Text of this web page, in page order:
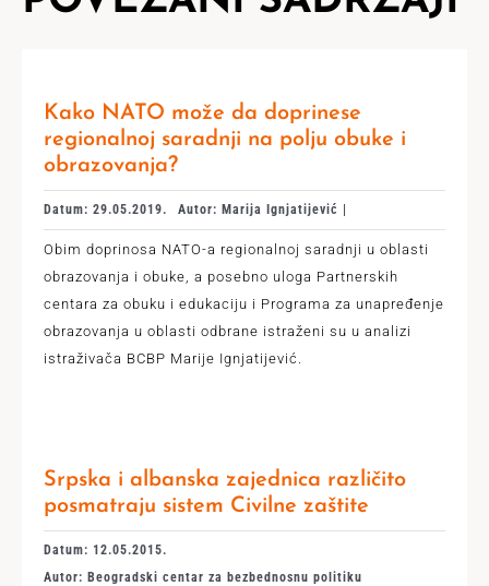
Kako NATO može da doprinese
regionalnoj saradnji na polju obuke i
obrazovanja?
Datum: 29.05.2019. Autor: Marija Ignjatijević |
Obim doprinosa NATO-a regionalnoj saradnji u oblasti
obrazovanja i obuke, a posebno uloga Partnerskih
centara za obuku i edukaciju i Programa za unapređenje
obrazovanja u oblasti odbrane istraženi su u analizi
istraživača BCBP Marije Ignjatijević.
Srpska i albanska zajednica različito
posmatraju sistem Civilne zaštite
Datum: 12.05.2015.
Autor: Beogradski centar za bezbednosnu politiku